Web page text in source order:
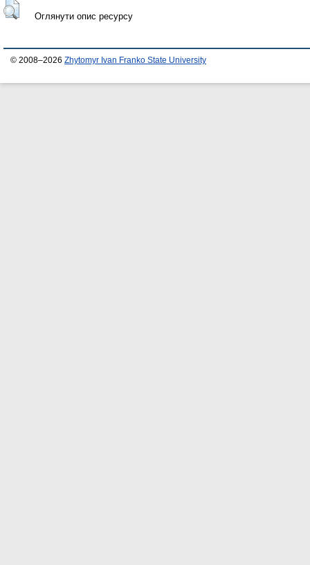
Оглянути опис ресурсу
© 2008–2026 Zhytomyr Ivan Franko State University